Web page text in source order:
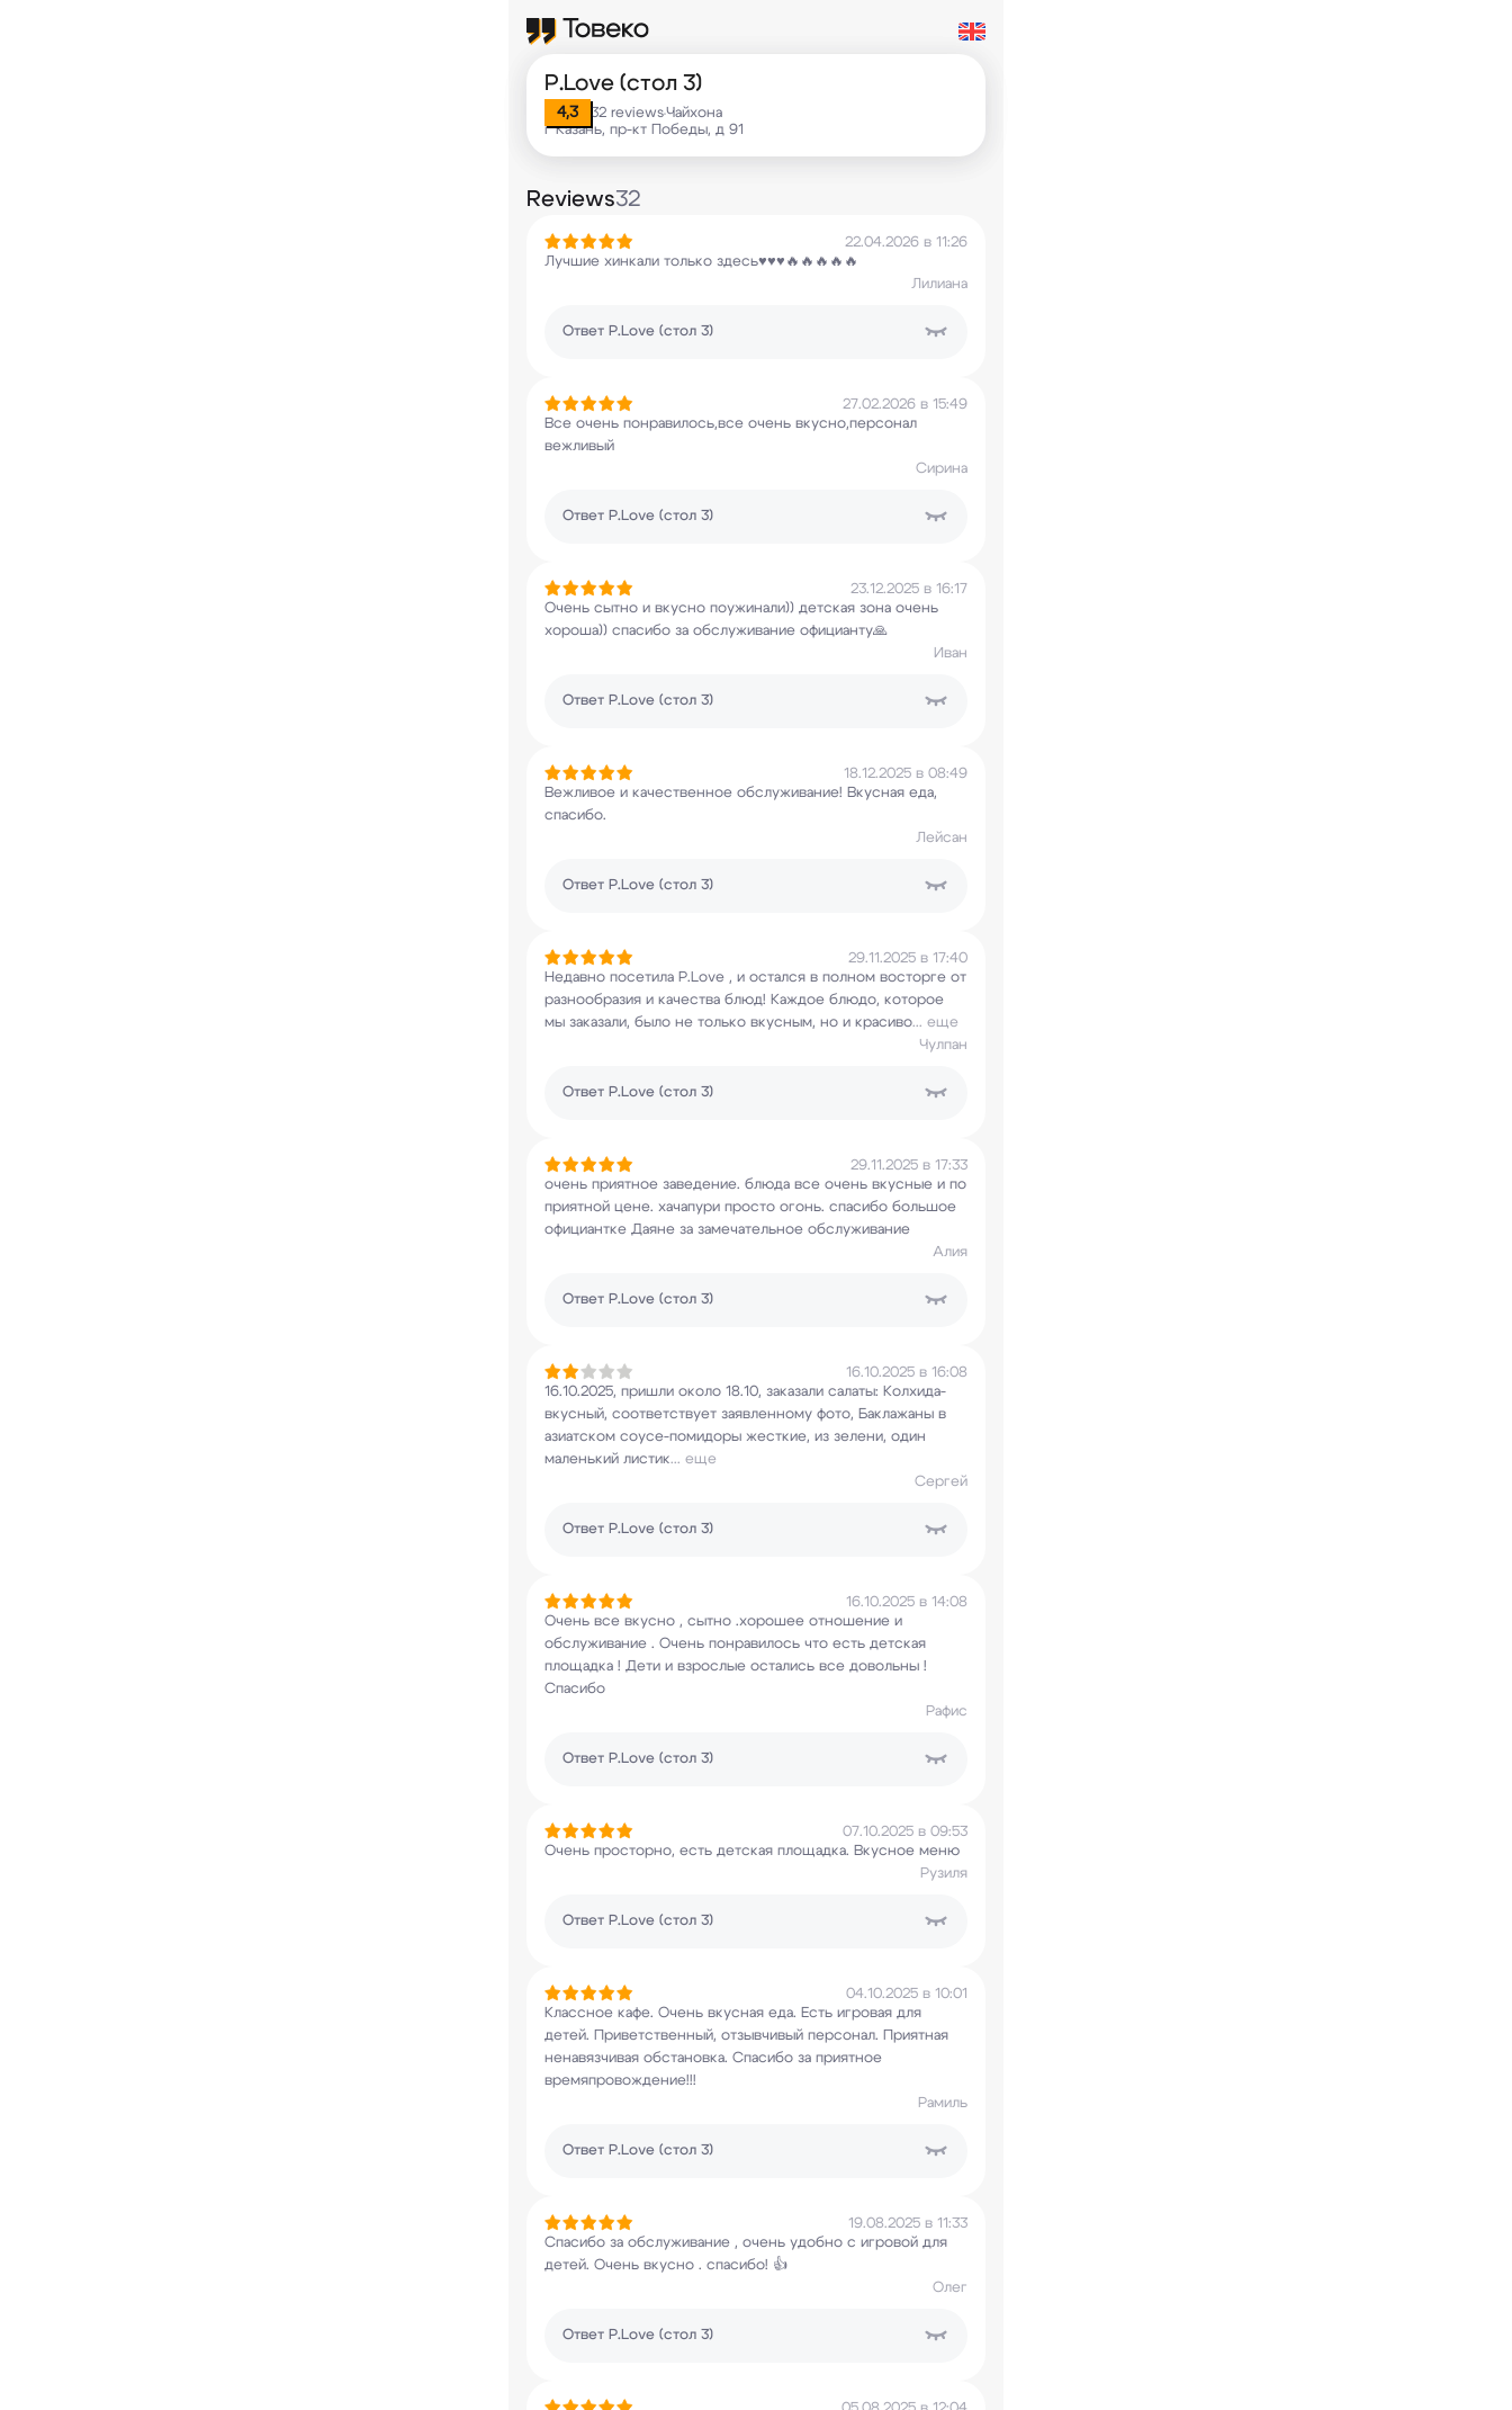
P.Love (стол 3)
4,3 32 reviews•Чайхона
г Казань, пр-кт Победы, д 91
Reviews32
22.04.2026 в 11:26
Лучшие хинкали только здесь♥️♥️♥️🔥🔥🔥🔥🔥
Лилиана
Ответ P.Love (стол 3)
27.02.2026 в 15:49
Все очень понравилось,все очень вкусно,персонал
вежливый
Сирина
Ответ P.Love (стол 3)
23.12.2025 в 16:17
Очень сытно и вкусно поужинали)) детская зона очень
хороша)) спасибо за обслуживание официанту🙏
Иван
Ответ P.Love (стол 3)
18.12.2025 в 08:49
Вежливое и качественное обслуживание! Вкусная еда,
спасибо.
Лейсан
Ответ P.Love (стол 3)
29.11.2025 в 17:40
Недавно посетила P.Love , и остался в полном восторге от
разнообразия и качества блюд! Каждое блюдо, которое
мы заказали, было не только вкусным, но и красиво... еще
Чулпан
Ответ P.Love (стол 3)
29.11.2025 в 17:33
очень приятное заведение. блюда все очень вкусные и по
приятной цене. хачапури просто огонь. спасибо большое
официантке Даяне за замечательное обслуживание
Алия
Ответ P.Love (стол 3)
16.10.2025 в 16:08
16.10.2025, пришли около 18.10, заказали салаты: Колхида-
вкусный, соответствует заявленному фото, Баклажаны в
азиатском соусе-помидоры жесткие, из зелени, один
маленький листик... еще
Сергей
Ответ P.Love (стол 3)
16.10.2025 в 14:08
Очень все вкусно , сытно .хорошее отношение и
обслуживание . Очень понравилось что есть детская
площадка ! Дети и взрослые остались все довольны !
Спасибо
Рафис
Ответ P.Love (стол 3)
07.10.2025 в 09:53
Очень просторно, есть детская площадка. Вкусное меню
Рузиля
Ответ P.Love (стол 3)
04.10.2025 в 10:01
Классное кафе. Очень вкусная еда. Есть игровая для
детей. Приветственный, отзывчивый персонал. Приятная
ненавязчивая обстановка. Спасибо за приятное
времяпровождение!!!
Рамиль
Ответ P.Love (стол 3)
19.08.2025 в 11:33
Спасибо за обслуживание , очень удобно с игровой для
детей. Очень вкусно . спасибо! 👍
Олег
Ответ P.Love (стол 3)